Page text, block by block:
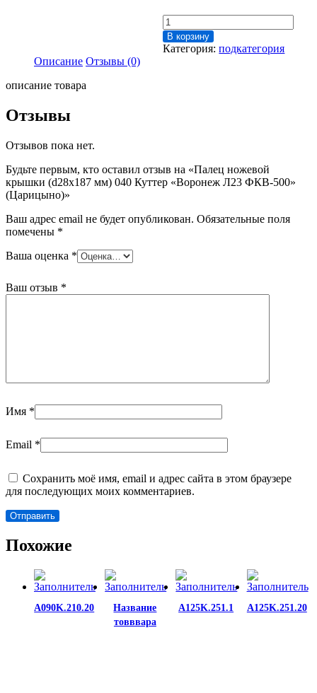
Количество
товара
Палец
ножевой
(Царицыно)
В корзину
Категория:подкатегория
Описание Отзывы (0)
описание товара
Отзывы
Отзывов пока нет.
Будьте первым, кто оставил отзыв на «Палец ножевой
крышки (d28x187 мм) 040 Куттер «Воронеж Л23 ФКВ-500»
(Царицыно)»
Ваш адрес email не будет опубликован. Обязательные поля
помечены *
Ваша оценка *
Ваш отзыв *
Имя *
Email *
Сохранить моё имя, email и адрес сайта в этом браузере
для последующих моих комментариев.
Похожие
A090K.210.20
Название
товввара
A125K.251.1 A125K.251.20